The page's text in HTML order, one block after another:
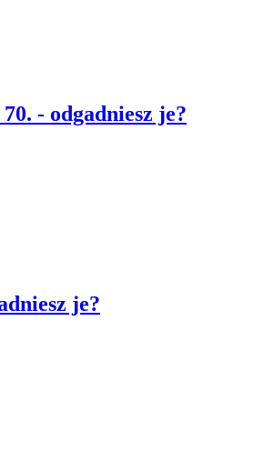
- odgadniesz je?
je?